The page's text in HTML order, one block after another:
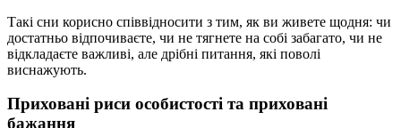
Такі сни корисно співвідносити з тим, як ви живете щодня: чи
достатньо відпочиваєте, чи не тягнете на собі забагато, чи не
відкладаєте важливі, але дрібні питання, які поволі
виснажують.
Приховані риси особистості та приховані
бажання